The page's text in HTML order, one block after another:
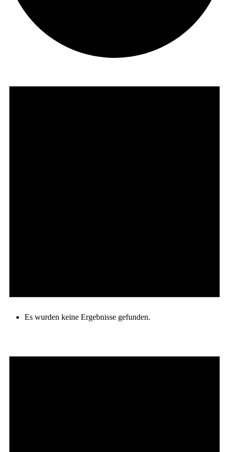
Es wurden keine Ergebnisse gefunden.